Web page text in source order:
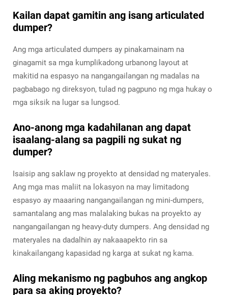
Kailan dapat gamitin ang isang articulated
dumper?
Ang mga articulated dumpers ay pinakamainam na
ginagamit sa mga kumplikadong urbanong layout at
makitid na espasyo na nangangailangan ng madalas na
pagbabago ng direksyon, tulad ng pagpuno ng mga hukay o
mga siksik na lugar sa lungsod.
Ano-anong mga kadahilanan ang dapat
isaalang-alang sa pagpili ng sukat ng
dumper?
Isaisip ang saklaw ng proyekto at densidad ng materyales.
Ang mga mas maliit na lokasyon na may limitadong
espasyo ay maaaring nangangailangan ng mini-dumpers,
samantalang ang mas malalaking bukas na proyekto ay
nangangailangan ng heavy-duty dumpers. Ang densidad ng
materyales na dadalhin ay nakaaapekto rin sa
kinakailangang kapasidad ng karga at sukat ng kama.
Aling mekanismo ng pagbuhos ang angkop
para sa aking proyekto?